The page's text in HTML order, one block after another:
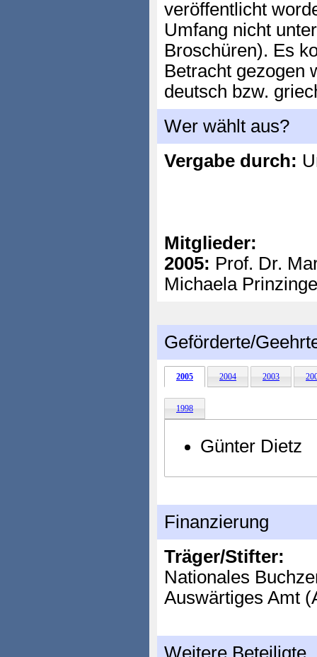
veröffentlicht
Umfang nicht
Broschüren). Es
Betracht gezogen
deutsch bzw.
Wer wählt aus?
Vergabe durch:
Mitglieder:
2005: Prof. Dr.
Michaela
Geförderte/
2005 2004 2003
1998
Günter Dietz
Finanzierung
Träger/Stifter:
Nationales
Auswärtiges Amt
Weitere Beteiligte